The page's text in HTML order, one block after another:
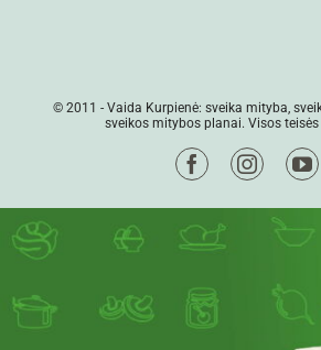
© 2011 - Vaida Kurpienė: sveika mityba,
sveikos mitybos planai. Visos
Facebook